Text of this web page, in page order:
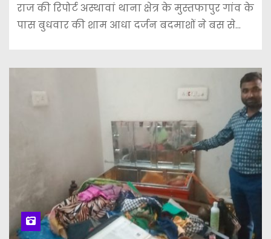
राज की रिपोर्ट अस्थावां थाना क्षेत्र के मुस्तफापुर गांव के
पास बुधवार की शाम आधा दर्जन बदमाशों ने बस से…